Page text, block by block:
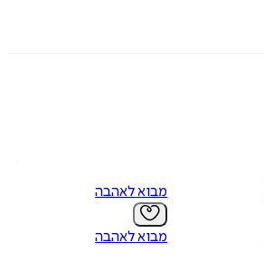
מבוא לאהבה
מבוא לאהבה